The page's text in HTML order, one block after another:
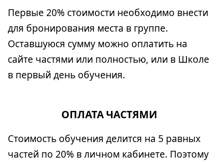
Первые 20% стоимости необходимо внести
для бронирования места в группе.
Оставшуюся сумму можно оплатить на
сайте частями или полностью, или в Школе
в первый день обучения.
ОПЛАТА ЧАСТЯМИ
Стоимость обучения делится на 5 равных
частей по 20% в личном кабинете. Поэтому